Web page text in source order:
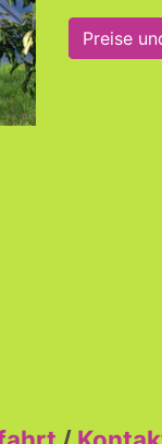
Preise